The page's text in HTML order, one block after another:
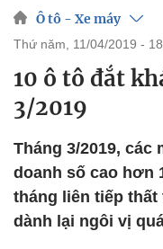
Ô tô - Xe máy
thứ năm, 11/04/2019 -
10 ô tô đắt
3/2019
Tháng 3/2019, các
doanh số cao hơn
tháng liên tiếp thất
dành lại ngôi vị